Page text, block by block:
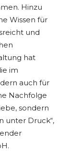
Hinzu
Wissen für
und
hat
im
auch für
Nachfolge
sondern
unter Druck“,